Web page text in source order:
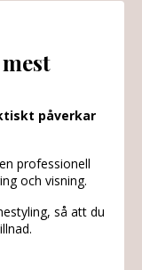
påverkar
professionell
och visning.
så att du